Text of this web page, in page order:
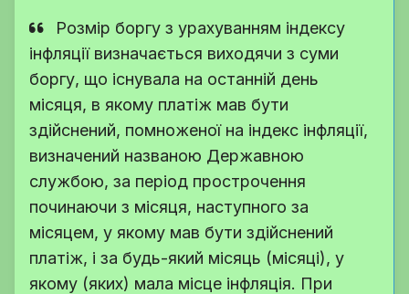
Розмір боргу з урахуванням індексу
інфляції визначається виходячи з суми
боргу, що існувала на останній день
місяця, в якому платіж мав бути
здійснений, помноженої на індекс інфляції,
визначений названою Державною
службою, за період прострочення
починаючи з місяця, наступного за
місяцем, у якому мав бути здійснений
платіж, і за будь-який місяць (місяці), у
якому (яких) мала місце інфляція. При